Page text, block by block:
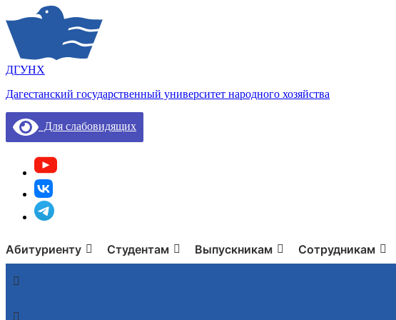
ДГУНХ
Дагестанский государственный университет народного хозяйства
Для слабовидящих
Абитуриенту Студентам Выпускникам Сотрудникам